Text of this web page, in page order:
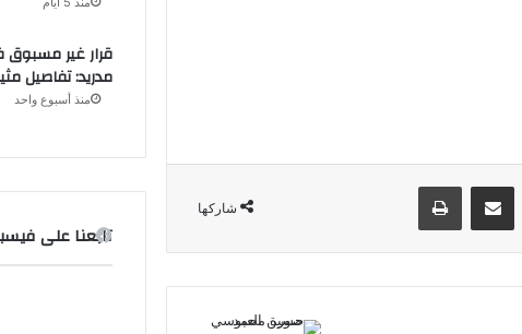
شاركها
مشاركة عبر البريد طباعة
قرار غير مسبوق
مدريد: تفاصيل
منذ أسبوع واحد
تابعنا على